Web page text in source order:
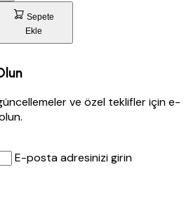
Sepete
Ekle
ve özel teklifler için e-
E-posta adresinizi girin